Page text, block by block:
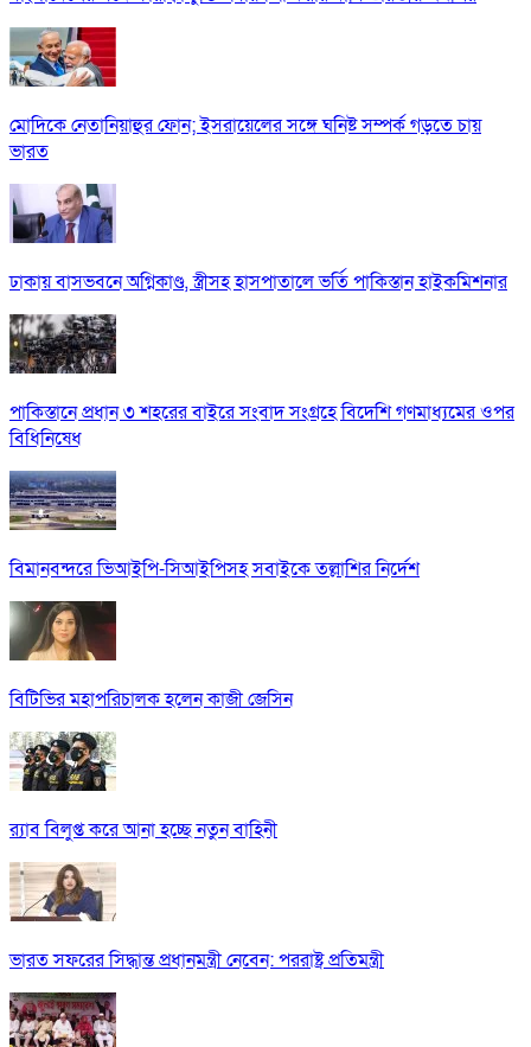
মোদিকে নেতানিয়াহুর ফোন; ইসরায়েলের সঙ্গে ঘনিষ্ট সম্পর্ক গড়তে চায়
ভারত
ঢাকায় বাসভবনে অগ্নিকাণ্ড, স্ত্রীসহ হাসপাতালে ভর্তি পাকিস্তান হাইকমিশনার
পাকিস্তানে প্রধান ৩ শহরের বাইরে সংবাদ সংগ্রহে বিদেশি গণমাধ্যমের ওপর
বিধিনিষেধ
বিমানবন্দরে ভিআইপি-সিআইপিসহ সবাইকে তল্লাশির নির্দেশ
বিটিভির মহাপরিচালক হলেন কাজী জেসিন
র‍্যাব বিলুপ্ত করে আনা হচ্ছে নতুন বাহিনী
ভারত সফরের সিদ্ধান্ত প্রধানমন্ত্রী নেবেন: পররাষ্ট্র প্রতিমন্ত্রী